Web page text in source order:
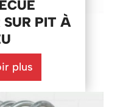
SUR PIT À
plus